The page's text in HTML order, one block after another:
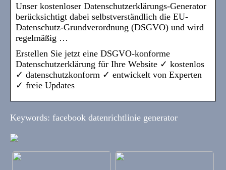
Unser kostenloser Datenschutzerklärungs-Generator
berücksichtigt dabei selbstverständlich die EU-
Datenschutz-Grundverordnung (DSGVO) und wird
regelmäßig …
Erstellen Sie jetzt eine DSGVO-konforme
Datenschutzerklärung für Ihre Website ✓ kostenlos
✓ datenschutzkonform ✓ entwickelt von Experten
✓ freie Updates
Keywords: facebook datenrichtlinie generator